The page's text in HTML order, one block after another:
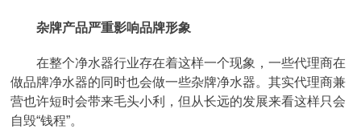
杂牌产品严重影响品牌形象
在整个净水器行业存在着这样一个现象，一些代理商在
做品牌净水器的同时也会做一些杂牌净水器。其实代理商兼
营也许短时会带来毛头小利，但从长远的发展来看这样只会
自毁“钱程”。